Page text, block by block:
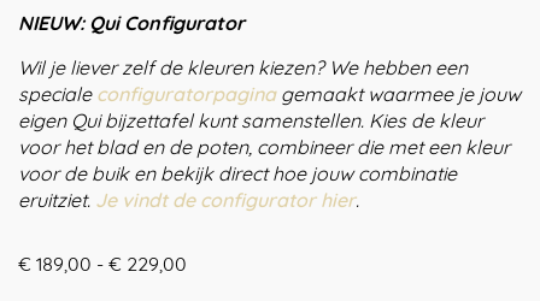
NIEUW: Qui Configurator
Wil je liever zelf de kleuren kiezen? We hebben een
speciale configuratorpaginagemaakt waarmee je jouw
eigen Qui bijzettafel kunt samenstellen. Kies de kleur
voor het blad en de poten, combineer die met een kleur
voor de buik en bekijk direct hoe jouw combinatie
eruitziet. Je vindt de configurator hier.
€ 189,00 - € 229,00